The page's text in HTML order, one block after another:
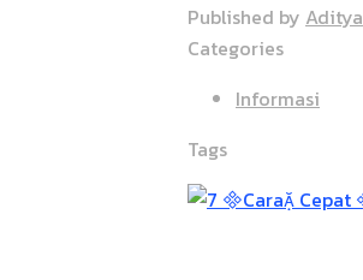
Published by Aditya
Categories
Informasi
Tags